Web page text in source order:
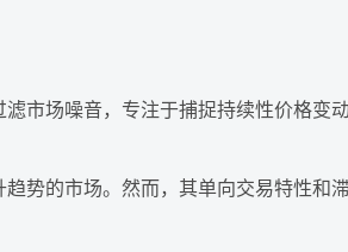
市场噪音，专注于捕捉持续性价格变
势的市场。然而，其单向交易特性和